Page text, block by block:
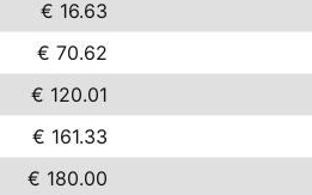
€ 16.63
€ 70.62
€ 120.01
€ 161.33
€ 180.00